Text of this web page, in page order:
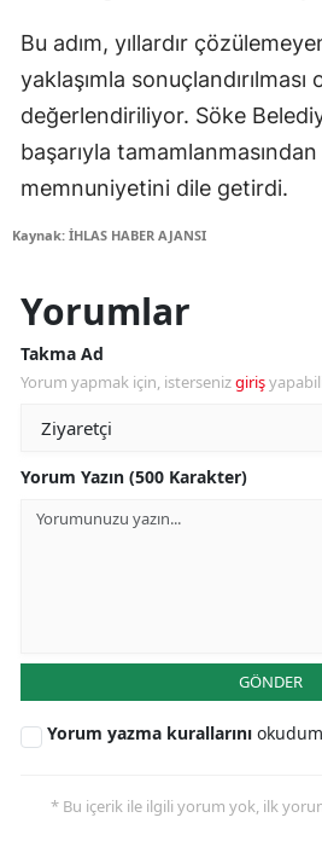
Bu adım, yıllardır
yaklaşımla sonuçlandırılması
değerlendiriliyor. Söke
başarıyla tamamlanmasından
memnuniyetini dile getirdi.
Kaynak: İHLAS HABER AJANSI
Yorumlar
Takma Ad
Yorum yapmak için, istersenizgiriş
Yorum Yazın (500 Karakter)
GÖNDER
Yorum yazma kurallarını
* Bu içerik ile ilgili yorum yok, ilk